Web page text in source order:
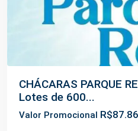
CHÁCARAS PARQUE
Lotes de 600...
Valor Promocional